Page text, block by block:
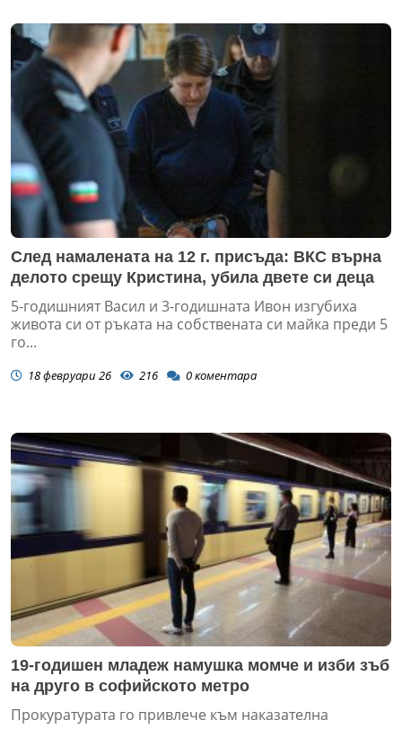
След намалената на 12 г. присъда: ВКС върна
делото срещу Кристина, убила двете си деца
5-годишният Васил и 3-годишната Ивон изгубиха
живота си от ръката на собствената си майка преди 5
го...
18 февруари 26 216 0коментара
19-годишен младеж намушка момче и изби зъб
на друго в софийското метро
Прокуратурата го привлече към наказателна